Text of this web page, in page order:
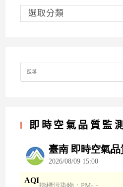
分
類選取分類
Search
for:
即時空氣品質監測